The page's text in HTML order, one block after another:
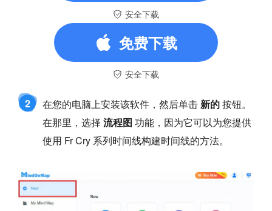
安全下载
免费下载
安全下载
2 在您的电脑上安装该软件，然后单击新的按钮。
在那里，选择 流程图 功能，因为它可以为您提供
使用 Fr Cry 系列时间线构建时间线的方法。